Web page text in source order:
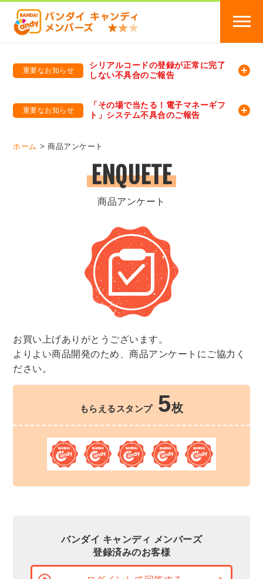
重要なお知らせ
シリアルコードの登録が正常に完了
しない不具合のご報告
重要なお知らせ
「その場で当たる！電子マネーギフ
ト」システム不具合のご報告
ホーム 商品アンケート
ENQUETE
商品アンケート
お買い上げありがとうございます。
よりよい商品開発のため、商品アンケートにご協力く
ださい。
もらえるスタンプ 5枚
バンダイ キャンディ メンバーズ
登録済みのお客様